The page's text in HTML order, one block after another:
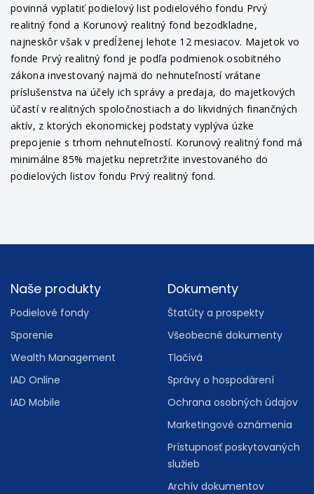
povinná vyplatiť podielový list podielového fondu Prvý
realitný fond a Korunový realitný fond bezodkladne,
najneskôr však v predĺženej lehote 12 mesiacov. Majetok vo
fonde Prvý realitný fond je podľa podmienok osobitného
zákona investovaný najmä do nehnuteľností vrátane
príslušenstva na účely ich správy a predaja, do majetkových
účastí v realitných spoločnostiach a do likvidných finančných
aktív, z ktorých ekonomickej podstaty vyplýva úzke
prepojenie s trhom nehnuteľností. Korunový realitný fond má
minimálne 85% majetku nepretržite investovaného do
podielových listov fondu Prvý realitný fond.
Footer
Naše produkty
Podielové fondy
Sporenie
Wealth Management
IAD Online
IAD Mobile
Dokumenty
Štatúty a prospekty
Všeobecné dokumenty
Tlačivá
Správy o hospodárení
Ochrana osobných údajov
Marketingové oznámenia
Prístupnosť poskytovaných
služieb
Archív dokumentov